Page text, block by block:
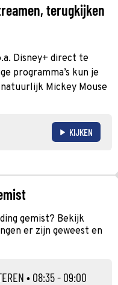
terugkijken
Disney+ direct te
programma’s kun je
Mickey Mouse
KIJKEN
gemist? Bekijk
er zijn geweest en
• 08:35 - 09:00